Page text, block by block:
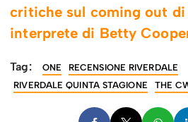
critiche sul coming out di
interprete di Betty
Tag: ONE
RECENSIONE RIVERDALE
RIVERDALE QUINTA STAGIONE
THE